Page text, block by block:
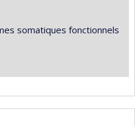
somatiques fonctionnels